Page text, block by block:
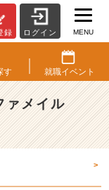
録 ログイン MENU
す 就職イベント
ァメイル
>